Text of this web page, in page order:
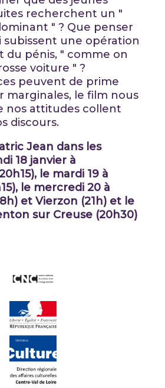
recherchent un "
" ? Que penser
subissent une opération
du pénis, " comme on
voiture " ?
peuvent de prime
marginales, le film nous
nos attitudes collent
discours.
Jean dans les
18 janvier à
le mardi 19 à
le mercredi 20 à
et Vierzon (21h) et le
sur Creuse (20h30)